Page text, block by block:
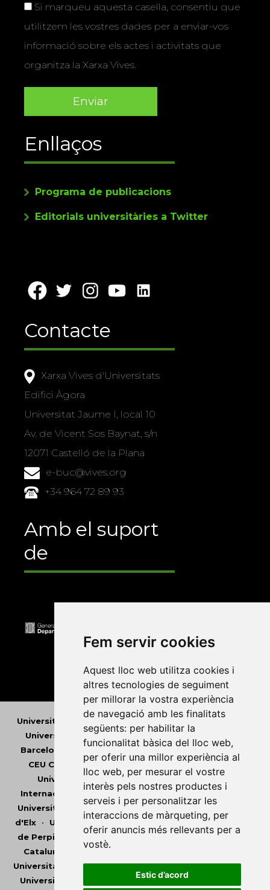
Fem servir cookies
Aquest lloc web utilitza cookies i
altres tecnologies de seguiment
per millorar la vostra experiència
de navegació amb les finalitats
següents: per habilitar la
funcionalitat bàsica del lloc web,
per oferir una millor experiència al
lloc web, per mesurar el vostre
interès pels nostres productes i
serveis i per personalitzar les
interaccions de màrqueting, per
oferir anuncis més rellevants per a
vostè.
Estic d’acord
Si marqueu aquesta casella, consentiu que
utilitzem les vostres dades per a enviar-vos
informació sobre els actes i activitats que
organitza la Xarxa Vives.
Enllaços
Programa de publicacions
Editorials universitàries a Twitter
Contacte
Xarxa Vives d'Universitats
Edifici Àgora
Universitat Jaume I, local 10
Av. de Vicent Sos Baynat, s/n
12071 Castelló de la Plana
e-buc@vives.org
+34 964 72 89 93
Amb el suport
de
Universitat Abat Oliba CEU • Universitat d'Alacant
Universitat d'Andorra
•Universitat Autònoma de
Barcelona
Universitat de Barcelona • Universitat
CEU Cardenal Herrera
Universitat de Girona
•
Universitat de les Illes Balears
•
Universitat
Internacional de Catalunya
• Universitat Jaume I
Universitat de Lleida
•
Universitat Miguel Hernández
d'Elx• Universitat Oberta de Catalunya •Universitat
de Perpinyà Via Domitia
•
Universitat Politècnica de
Catalunya
Universitat Politècnica de València
Universitat Pompeu Fabra•Universitat Ramon Llull
Universitat Rovira i Virgili
•Universitat de Sàsser